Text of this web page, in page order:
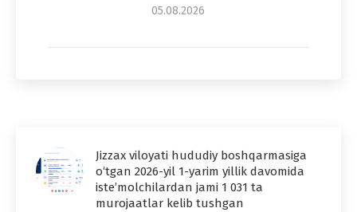
05.08.2026
Jizzax viloyati hududiy boshqarmasiga
o‘tgan 2026-yil 1-yarim yillik davomida
iste’molchilardan jami 1 031 ta
murojaatlar kelib tushgan